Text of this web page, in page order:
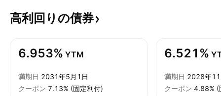
高利回りの債券
6.953% YTM
満期日 2031年5月1日
クーポン 7.13% (固定利付)
6.521%
満期日 2028年
クーポン 4.88% (